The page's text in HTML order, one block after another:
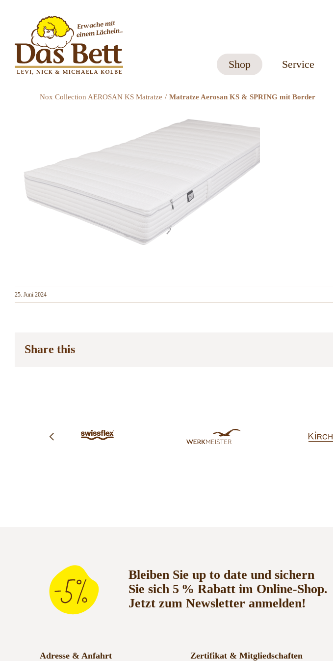
Shop Service
Nox Collection AEROSAN KS Matratze Matratze Aerosan KS & SPRING mit Border
25. Juni 2024
Share this
Bleiben Sie up to date und sichern
Sie sich 5 % Rabatt im Online-Shop.
Jetzt zum Newsletter anmelden!
Adresse & Anfahrt Zertifikat & Mitgliedschaften